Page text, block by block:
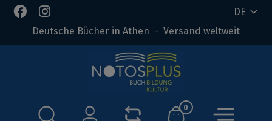
DE
Deutsche Bücher in Athen - Versand weltweit
0